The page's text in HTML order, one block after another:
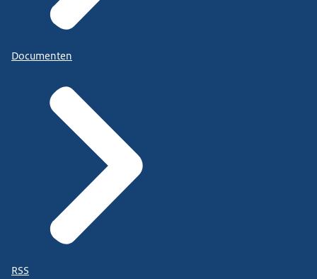
Documenten
RSS